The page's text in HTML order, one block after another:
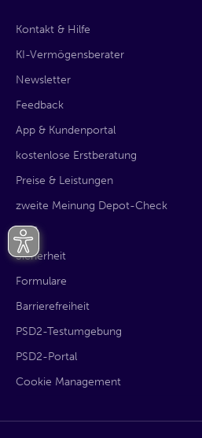
Kontakt & Hilfe
KI-Vermögensberater
Newsletter
Feedback
App & Kundenportal
kostenlose Erstberatung
Preise & Leistungen
zweite Meinung Depot-Check
AGB
Sicherheit
Formulare
Barrierefreiheit
PSD2-Testumgebung
PSD2-Portal
Cookie Management